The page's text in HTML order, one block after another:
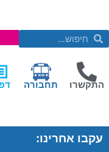
התקשרו תחבורה
עקבו אחרינו: